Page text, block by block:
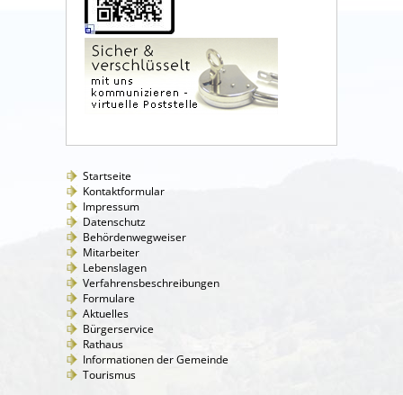
Startseite
Kontaktformular
Impressum
Datenschutz
Behördenwegweiser
Mitarbeiter
Lebenslagen
Verfahrensbeschreibungen
Formulare
Aktuelles
Bürgerservice
Rathaus
Informationen der Gemeinde
Tourismus